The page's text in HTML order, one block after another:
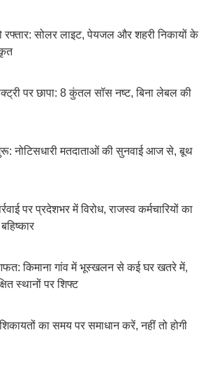
रफ्तार: सोलर लाइट, पेयजल और शहरी निकायों के
पर छापा: 8 कुंतल सॉस नष्ट, बिना लेबल की
नोटिसधारी मतदाताओं की सुनवाई आज से, बूथ
पर प्रदेशभर में विरोध, राजस्व कर्मचारियों का
किमाना गांव में भूस्खलन से कई घर खतरे में,
स्थानों पर शिफ्ट
का समय पर समाधान करें, नहीं तो होगी